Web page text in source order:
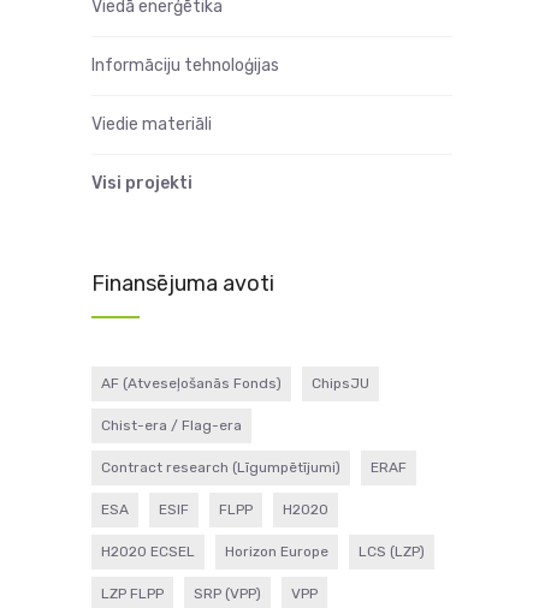
Viedā enerģētika
Informāciju tehnoloģijas
Viedie materiāli
Visi projekti
Finansējuma avoti
AF (Atveseļošanās Fonds) ChipsJU
Chist-era / Flag-era
Contract research (Līgumpētījumi) ERAF
ESA ESIF FLPP H2020
H2020 ECSEL Horizon Europe LCS (LZP)
LZP FLPP SRP (VPP) VPP